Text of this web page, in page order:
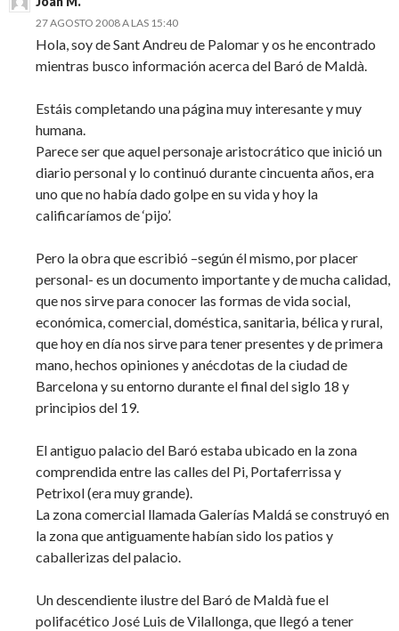
27 AGOSTO 2008 A LAS 15:40
Hola, soy de Sant Andreu de Palomar y os he encontrado
mientras busco información acerca del Baró de Maldà.
Estáis completando una página muy interesante y muy
humana.
Parece ser que aquel personaje aristocrático que inició un
diario personal y lo continuó durante cincuenta años, era
uno que no había dado golpe en su vida y hoy la
calificaríamos de ‘pijo’.
Pero la obra que escribió –según él mismo, por placer
personal- es un documento importante y de mucha calidad,
que nos sirve para conocer las formas de vida social,
económica, comercial, doméstica, sanitaria, bélica y rural,
que hoy en día nos sirve para tener presentes y de primera
mano, hechos opiniones y anécdotas de la ciudad de
Barcelona y su entorno durante el final del siglo 18 y
principios del 19.
El antiguo palacio del Baró estaba ubicado en la zona
comprendida entre las calles del Pi, Portaferrissa y
Petrixol (era muy grande).
La zona comercial llamada Galerías Maldá se construyó en
la zona que antiguamente habían sido los patios y
caballerizas del palacio.
Un descendiente ilustre del Baró de Maldà fue el
polifacético José Luis de Vilallonga, que llegó a tener